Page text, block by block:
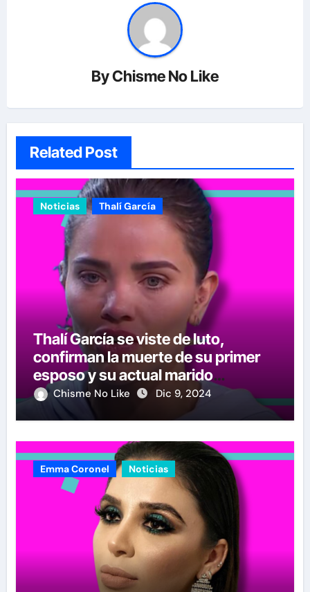
ByChisme No Like
Related Post
Noticias Thalí García
Thalí García se viste de luto,
confirman la muerte de su primer
esposo y su actual marido
reacciona a la noticia
Chisme No Like Dic 9, 2024
Emma Coronel Noticias